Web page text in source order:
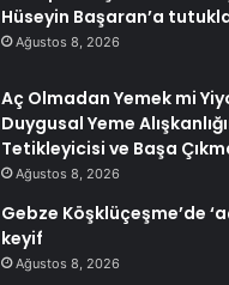
Hüseyin Başaran’a
Ağustos 8, 2026
Aç Olmadan Yemek mi
Duygusal Yeme
Tetikleyicisi ve Başa
Ağustos 8, 2026
Gebze Köşklüçeşme’de
keyif
Ağustos 8, 2026